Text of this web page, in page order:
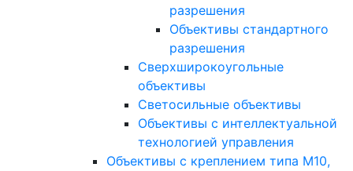
разрешения
Объективы стандартного
разрешения
Сверхширокоугольные
объективы
Светосильные объективы
Объективы с интеллектуальной
технологией управления
Объективы с креплением типа M10,